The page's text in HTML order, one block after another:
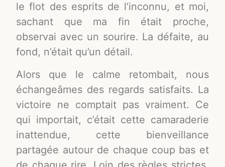
le flot des esprits de l’inconnu, et moi,
sachant que ma fin était proche,
observai avec un sourire. La défaite, au
fond, n’était qu’un détail.
Alors que le calme retombait, nous
échangeâmes des regards satisfaits. La
victoire ne comptait pas vraiment. Ce
qui importait, c’était cette camaraderie
inattendue, cette bienveillance
partagée autour de chaque coup bas et